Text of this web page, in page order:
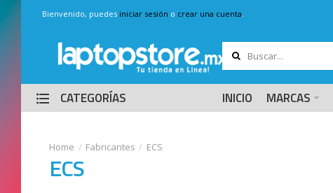
Bienvenido, puedes iniciar sesión o crear una cuenta.
CATEGORÍAS INICIO MARCAS
Fabricantes ECS
ECS